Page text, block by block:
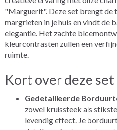
"Marguerit". Deze set brengt de
margrieten in je huis en vindt de
elegantie. Het zachte
kleurcontrasten zullen een
ruimte.
Kort over deze set
Gedetailleerde
zowel kruissteek als
levendig effect. Je